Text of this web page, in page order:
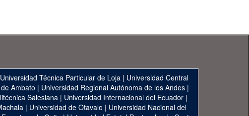
Universidad Técnica Particular de Loja | Universidad Central
Ambato | Universidad Regional Autónoma de los Andes|
Salesiana| Universidad Internacional del Ecuador|
| Universidad de Otavalo | Universidad Nacional del